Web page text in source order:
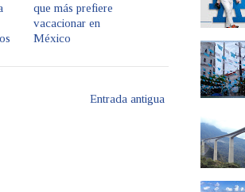
que más prefiere
vacacionar en
México
Entrada antigua